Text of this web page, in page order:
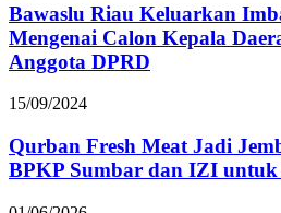
Bawaslu Riau Keluarkan
Mengenai Calon Kepala
Anggota DPRD
15/09/2024
Qurban Fresh Meat Jadi
BPKP Sumbar dan IZI